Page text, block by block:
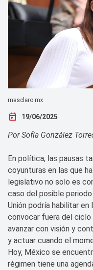
masclaro.mx
today 19/06/2025
Por Sofía González
En política, las pausas
coyunturas en las que
legislativo no solo es
caso del posible
Unión podría habilitar en
convocar fuera del ciclo
avanzar con visión y
y actuar cuando el
Hoy, México se
régimen tiene una